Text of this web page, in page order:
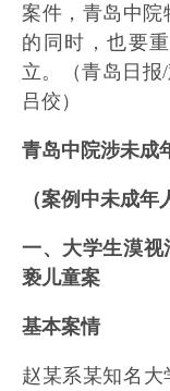
案件，青岛中院
的同时，也要
立。（青岛日报
吕佼）
青岛中院涉未成
（案例中未成年
一、大学生漠
亵儿童案
基本案情
赵某系某知名大